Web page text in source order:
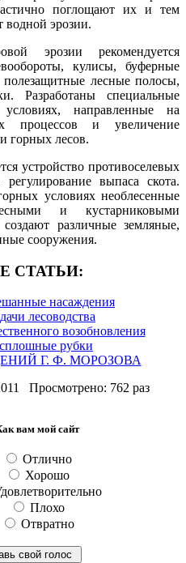
поглощают их и тем
эрозии.
эрозии рекомендуется
кулисы, буферные
лесные полосы,
Разработаны специальные
направленные на
процессов и увеличение
горных лесов.
устройство противоселевых
выпаса скота.
условиях необлесенные
и кустарниковыми
различные земляные,
сооружения.
СТАТЬИ:
насаждения
лесоводства
возобновления
рубки
Г. Ф. МОРОЗОВА
Просмотрено: 762 раз
вам мой сайт
Отлично
Хорошо
Плохо
Отвратно